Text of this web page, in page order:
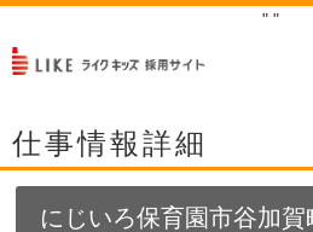
" "
仕事情報詳細
にじいろ保育園市谷加賀